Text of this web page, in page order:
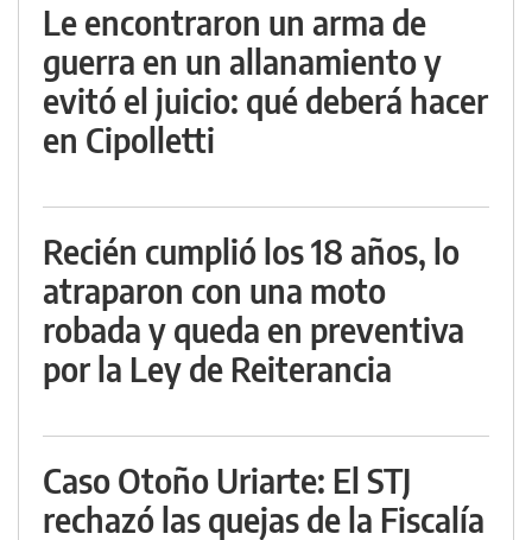
Le encontraron un arma de
guerra en un allanamiento y
evitó el juicio: qué deberá hacer
en Cipolletti
Recién cumplió los 18 años, lo
atraparon con una moto
robada y queda en preventiva
por la Ley de Reiterancia
Caso Otoño Uriarte: El STJ
rechazó las quejas de la Fiscalía